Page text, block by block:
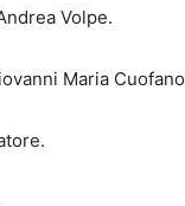
Volpe.
Maria